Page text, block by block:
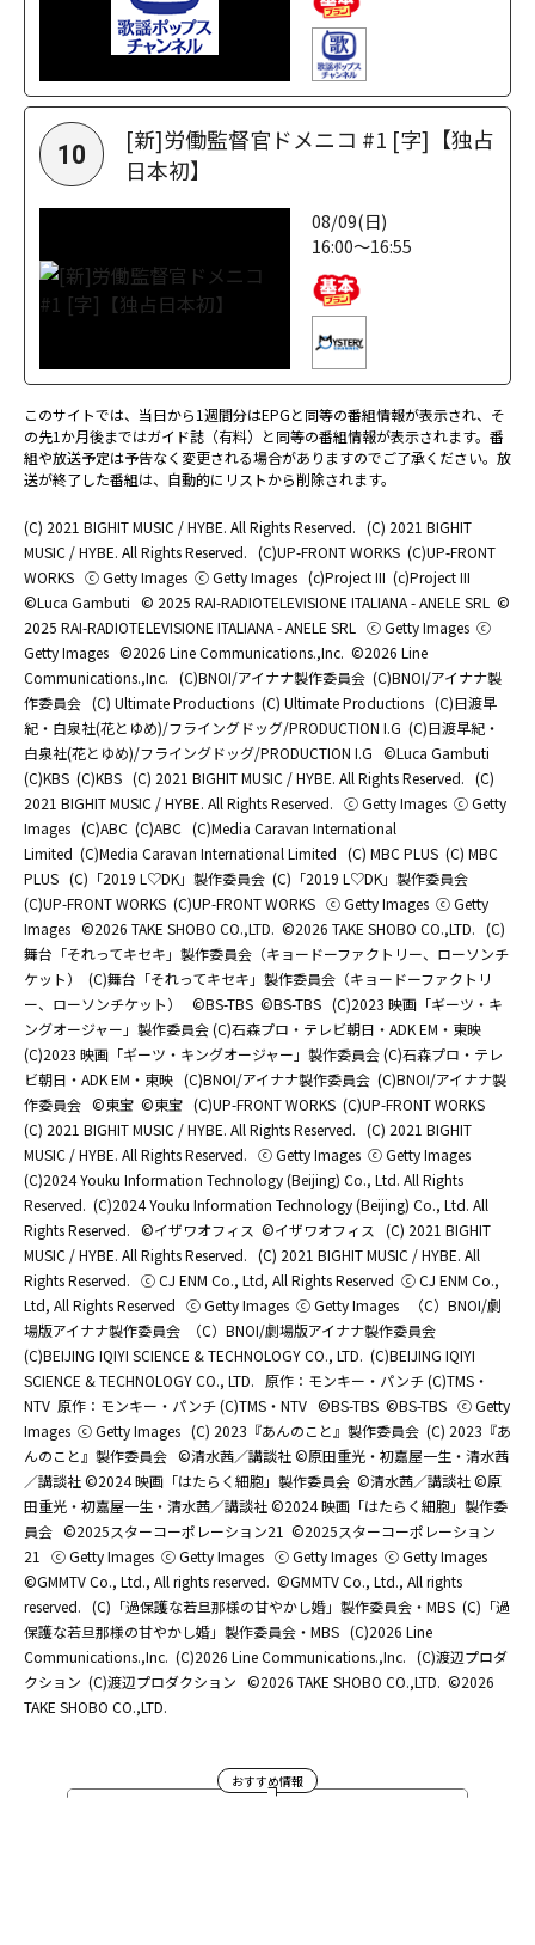
10
[新]労働監督官ドメニコ #1 [字]【独占
日本初】
08/09(日)
16:00～16:55
このサイトでは、当日から1週間分はEPGと同等の番組情報が表示され、そ
の先1か月後まではガイド誌（有料）と同等の番組情報が表示されます。番
組や放送予定は予告なく変更される場合がありますのでご了承ください。放
送が終了した番組は、自動的にリストから削除されます。
(C) 2021 BIGHIT MUSIC / HYBE. All Rights Reserved. (C) 2021 BIGHIT
MUSIC / HYBE. All Rights Reserved. (C)UP-FRONT WORKS (C)UP-FRONT
WORKS ⓒ Getty Images ⓒ Getty Images (c)Project III (c)Project III
©Luca Gambuti © 2025 RAI-RADIOTELEVISIONE ITALIANA - ANELE SRL ©
2025 RAI-RADIOTELEVISIONE ITALIANA - ANELE SRL
ⓒ Getty Images ⓒ
Getty Images ©2026 Line Communications.,Inc. ©2026 Line
Communications.,Inc. (C)BNOI/アイナナ製作委員会 (C)BNOI/アイナナ製
作委員会 (C) Ultimate Productions (C) Ultimate Productions (C)日渡早
紀・白泉社(花とゆめ)/フライングドッグ/PRODUCTION I.G (C)日渡早紀・
白泉社(花とゆめ)/フライングドッグ/PRODUCTION I.G ©Luca Gambuti
(C)KBS (C)KBS (C) 2021 BIGHIT MUSIC / HYBE. All Rights Reserved. (C)
2021 BIGHIT MUSIC / HYBE. All Rights Reserved. ⓒ Getty Images ⓒ Getty
Images (C)ABC (C)ABC (C)Media Caravan International
Limited (C)Media Caravan International Limited (C) MBC PLUS (C) MBC
PLUS (C)「2019 L♡DK」製作委員会 (C)「2019 L♡DK」製作委員会
(C)UP-FRONT WORKS (C)UP-FRONT WORKS ⓒ Getty Images ⓒ Getty
Images ©2026 TAKE SHOBO CO.,LTD. ©2026 TAKE SHOBO CO.,LTD. (C)
舞台「それってキセキ」製作委員会（キョードーファクトリー、ローソンチ
ケット）
(C)舞台「それってキセキ」製作委員会（キョードーファクトリ
ー、ローソンチケット）
©BS-TBS ©BS-TBS (C)2023 映画「ギーツ・キ
ングオージャー」製作委員会 (C)石森プロ・テレビ朝日・ADK EM・東映
(C)2023 映画「ギーツ・キングオージャー」製作委員会 (C)石森プロ・テレ
ビ朝日・ADK EM・東映 (C)BNOI/アイナナ製作委員会 (C)BNOI/アイナナ製
作委員会 ©東宝 ©東宝 (C)UP-FRONT WORKS (C)UP-FRONT WORKS
(C) 2021 BIGHIT MUSIC / HYBE. All Rights Reserved. (C) 2021 BIGHIT
MUSIC / HYBE. All Rights Reserved. ⓒ Getty Images ⓒ Getty Images
(C)2024 Youku Information Technology (Beijing) Co., Ltd. All Rights
Reserved. (C)2024 Youku Information Technology (Beijing) Co., Ltd. All
Rights Reserved. ©イザワオフィス ©イザワオフィス
(C) 2021 BIGHIT
MUSIC / HYBE. All Rights Reserved. (C) 2021 BIGHIT MUSIC / HYBE. All
Rights Reserved. ⓒ CJ ENM Co., Ltd, All Rights Reserved ⓒ CJ ENM Co.,
Ltd, All Rights Reserved ⓒ Getty Images ⓒ Getty Images
（C）BNOI/劇
場版アイナナ製作委員会
（C）BNOI/劇場版アイナナ製作委員会
(C)BEIJING IQIYI SCIENCE & TECHNOLOGY CO., LTD. (C)BEIJING IQIYI
SCIENCE & TECHNOLOGY CO., LTD.
原作：モンキー・パンチ (C)TMS・
NTV 原作：モンキー・パンチ (C)TMS・NTV ©BS-TBS ©BS-TBS ⓒ Getty
Images ⓒ Getty Images (C) 2023『あんのこと』製作委員会 (C) 2023『あ
んのこと』製作委員会 ©清水茜／講談社 ©原田重光・初嘉屋一生・清水茜
／講談社 ©2024 映画「はたらく細胞」製作委員会 ©清水茜／講談社 ©原
田重光・初嘉屋一生・清水茜／講談社 ©2024 映画「はたらく細胞」製作委
員会 ©2025スターコーポレーション21 ©2025スターコーポレーション
21
ⓒ Getty Images ⓒ Getty Images ⓒ Getty Images ⓒ Getty Images
©GMMTV Co., Ltd., All rights reserved. ©GMMTV Co., Ltd., All rights
reserved. (C)「過保護な若旦那様の甘やかし婚」製作委員会・MBS (C)「過
保護な若旦那様の甘やかし婚」製作委員会・MBS (C)2026 Line
Communications.,Inc. (C)2026 Line Communications.,Inc. (C)渡辺プロダ
クション (C)渡辺プロダクション ©2026 TAKE SHOBO CO.,LTD. ©2026
TAKE SHOBO CO.,LTD.
おすすめ情報